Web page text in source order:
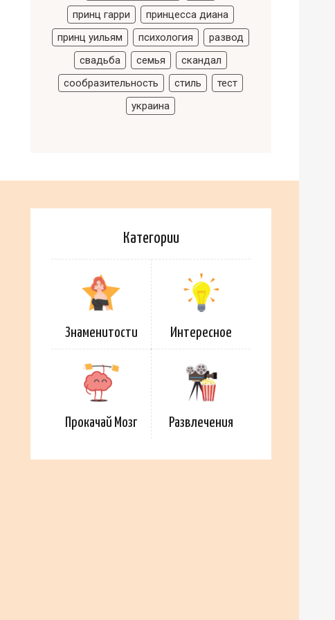
принц гарри
принцесса диана
принц уильям
психология
развод
свадьба
семья
скандал
сообразительность
стиль
тест
украина
Категории
Знаменитости Интересное
Прокачай Мозг Развлечения